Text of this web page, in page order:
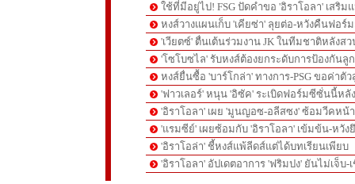
ใช้ที่มีอยู่ไป! FSG ปัดคำขอ 'อิราโอลา' เสริม
หงส์วางแผนเก็บ 'เคียซ่า' ลุยต่อ-หวังคืนฟอร์
'เวียตซ์' ตื่นเต้นร่วมงาน JK ในทีมชาติหลังส
'โซโบซไล' รับหงส์ต้องยกระดับการป้องกันลูก
หงส์ยื่นซื้อ 'บาร์โกล่า' ทางการ-PSG ขอค่าตัว
'ฟาวเลอร์' หนุน 'อิซัค' ระเบิดฟอร์มซีซั่นนี้หลั
'อิราโอลา' เผย 'มูนญอซ-อลีสซง' ซ้อมวีคหน้
'แรมซีย์' เผยซ้อมกับ 'อิราโอลา' เข้มข้น-หวั
'อิราโอล่า' ชี้หงส์แพ้ลีดส์แต่ได้บทเรียนเพียบ
'อิราโอลา' อัปเดตอาการ 'ฟริมปง' ยันไม่เจ็บ-